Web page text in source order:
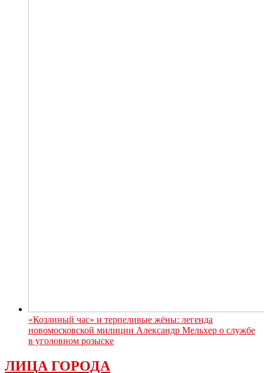
«Козлиный час» и терпеливые жёны: легенда
новомосковской милиции Александр Мельхер о службе
в уголовном розыске
ЛИЦА ГОРОДА